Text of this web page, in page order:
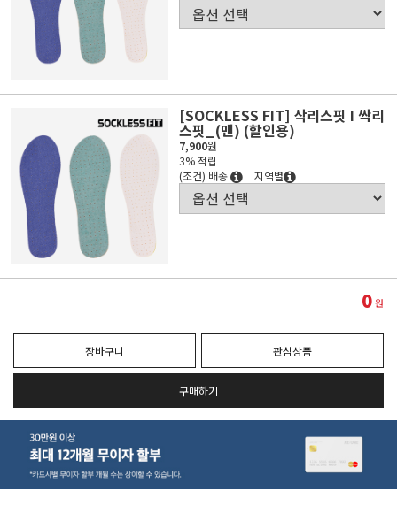
[SOCKLESS FIT] 삭리스핏 I 싹리
스핏_(맨) (할인용)
7,900원
3% 적립
(조건) 배송
지역별
0원
장바구니 관심상품
구매하기